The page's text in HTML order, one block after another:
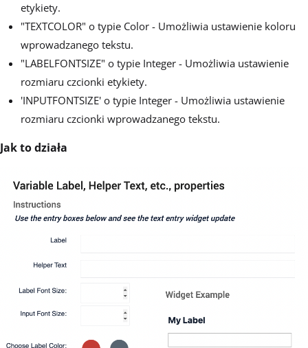
etykiety.
"TEXTCOLOR" o typie Color - Umożliwia ustawienie koloru
wprowadzanego tekstu.
"LABELFONTSIZE" o typie Integer - Umożliwia ustawienie
rozmiaru czcionki etykiety.
'INPUTFONTSIZE' o typie Integer - Umożliwia ustawienie
rozmiaru czcionki wprowadzanego tekstu.
Jak to działa